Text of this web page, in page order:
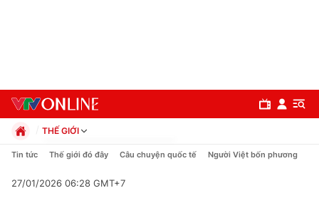
THẾ GIỚI
Chính trị
Pháp luật
Tin tức Thế giới đó đây Câu chuyện quốc tế Người Việt bốn phương
27/01/2026 06:28 GMT+7